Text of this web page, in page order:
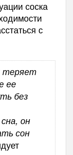
соска
с
теряет
ее
без
он
сон